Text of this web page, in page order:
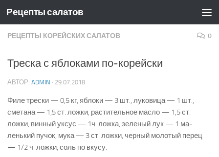
Skip to content
Рецепты салатов
РЕЦЕПТЫ КОРЕЙСКИХ САЛАТОВ 0
Треска с яблоками по-корейски
АВТОР: ADMIN · 29.07.2018
Филе трески — 0,5 кг, яблоки — 3 шт., луковица — 1 шт.,
сметана — 1,5 ст. ложки, растительное масло — 1,5 ст.
ложки, винный уксус — 1ч. ложка, зеленый лук — 1 ма­
ленький пучок, мука — 3 ст. ложки, черный молотый пе­рец
— 1/2 ч. ложки, соль по вкусу.